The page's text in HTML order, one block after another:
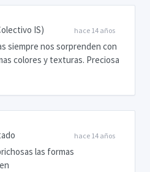
hace 14 años
IS)
siempre nos sorprenden con
colores y texturas. Preciosa
hace 14 años
las formas